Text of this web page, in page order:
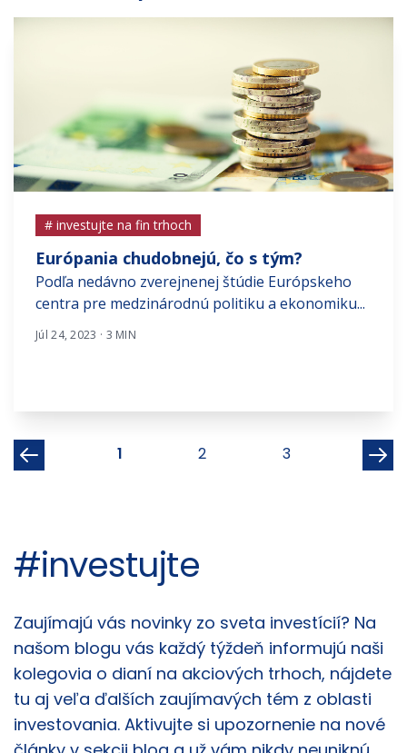
# investujte na fin trhoch
Európania chudobnejú, čo s tým?
Podľa nedávno zverejnenej štúdie Európskeho
centra pre medzinárodnú politiku a ekonomiku...
Júl 24, 2023 · 3 MIN
1 2 3
#investujte
Články
Zaujímajú vás novinky zo sveta investícií? Na
našom blogu vás každý týždeň informujú naši
kolegovia o dianí na akciových trhoch, nájdete
tu aj veľa ďalších zaujímavých tém z oblasti
investovania. Aktivujte si upozornenie na nové